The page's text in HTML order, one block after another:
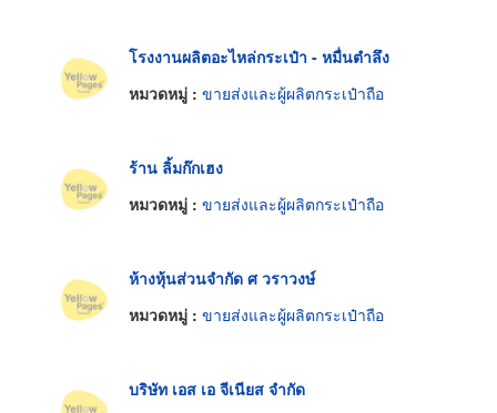
โรงงานผลิตอะไหล่กระเป๋า - หมื่นตำลึง
หมวดหมู่ : ขายส่งและผู้ผลิตกระเป๋าถือ
ร้าน ลิ้มก๊กเฮง
หมวดหมู่ : ขายส่งและผู้ผลิตกระเป๋าถือ
ห้างหุ้นส่วนจำกัด ศ วราวงษ์
หมวดหมู่ : ขายส่งและผู้ผลิตกระเป๋าถือ
บริษัท เอส เอ จีเนียส จำกัด